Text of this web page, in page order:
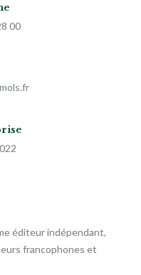
00
éditeur indépendant,
francophones et